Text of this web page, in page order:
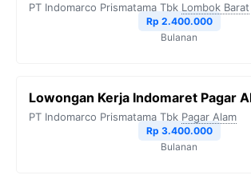
PT Indomarco Prismatama Tbk Lombok Barat
Rp 2.400.000
Bulanan
Lowongan Kerja Indomaret Pagar
PT Indomarco Prismatama Tbk Pagar Alam
Rp 3.400.000
Bulanan